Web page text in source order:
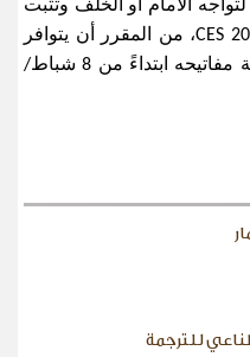
لتواجه الأمام أو الخلف وتثبت
، من المقرر أن يتوافر
الهاتف الذكي بحجم البطاقة ولوحة مفاتيحه ابتداءً من 8 شباط/
للترجمة